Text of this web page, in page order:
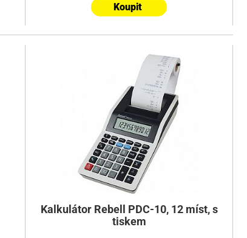
Koupit
Kalkulátor Rebell PDC-10, 12 míst, s
tiskem